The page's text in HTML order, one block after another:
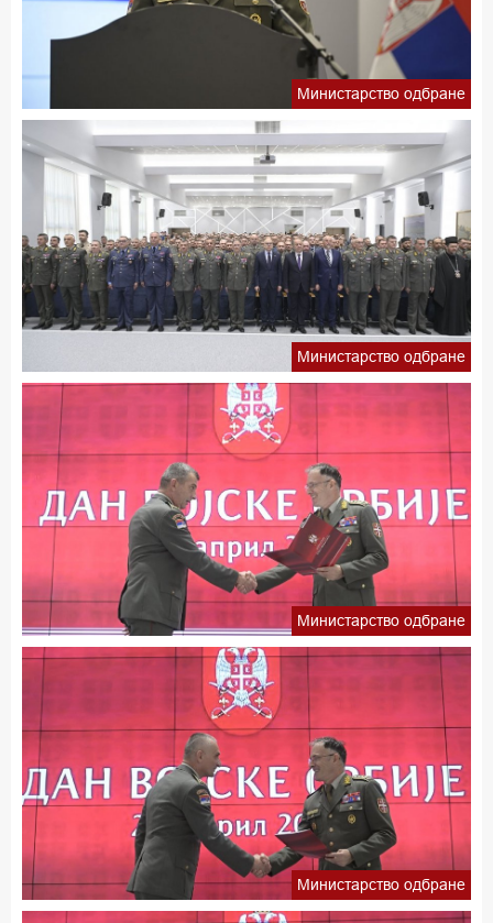
Министарство одбране
Министарство одбране
Министарство одбране
Министарство одбране